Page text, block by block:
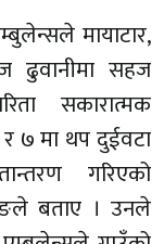
मायाटार,
ढुवानीमा सहज
सकारात्मक
७ मा थप दुईवटा
गरिएको
बताए । उनले